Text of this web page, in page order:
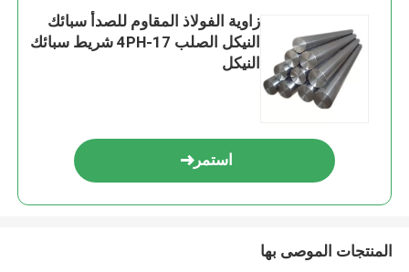
زاوية الفولاذ المقاوم للصدأ سبائك
النيكل الصلب 17-4PH شريط سبائك
النيكل
استمر
المنتجات الموصى بها